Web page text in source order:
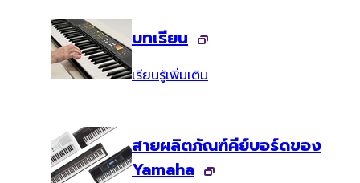
บทเรียน
เรียนรู้เพิ่มเติม
สายผลิตภัณฑ์คีย์บอร์ดของ
Yamaha